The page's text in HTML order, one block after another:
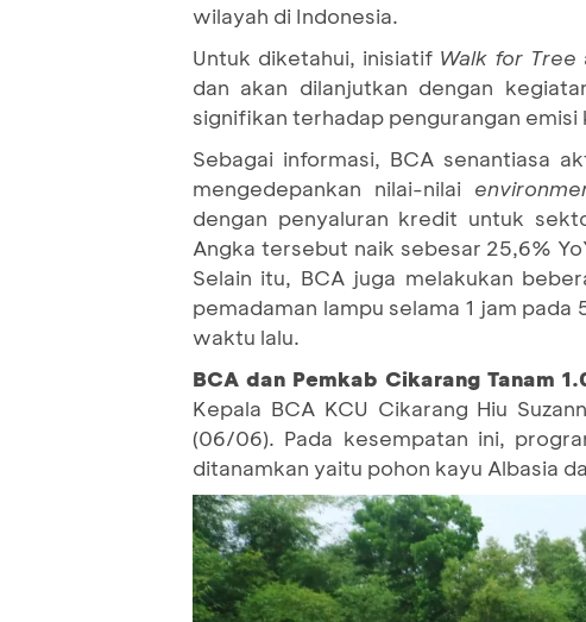
wilayah di Indonesia.
Untuk diketahui, inisiatif Walk for Tree
dan akan dilanjutkan dengan
signifikan terhadap pengurangan
Sebagai informasi, BCA senantiasa
mengedepankan nilai-nilai
dengan penyaluran kredit untuk
Angka tersebut naik sebesar 25,6%
Selain itu, BCA juga melakukan
pemadaman lampu selama 1 jam
waktu lalu.
BCA dan Pemkab Cikarang Tanam
Kepala BCA KCU Cikarang Hiu
(06/06). Pada kesempatan ini,
ditanamkan yaitu pohon kayu Albasia